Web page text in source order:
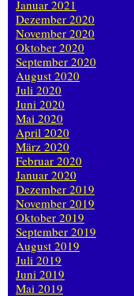
Januar 2021
Dezember 2020
November 2020
Oktober 2020
September 2020
August 2020
Juli 2020
Juni 2020
Mai 2020
April 2020
März 2020
Februar 2020
Januar 2020
Dezember 2019
November 2019
Oktober 2019
September 2019
August 2019
Juli 2019
Juni 2019
Mai 2019